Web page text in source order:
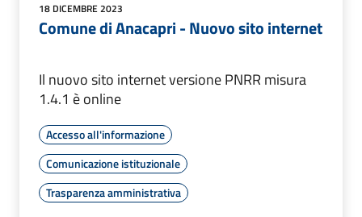
18 DICEMBRE 2023
Comune di Anacapri - Nuovo sito internet
Il nuovo sito internet versione PNRR misura
1.4.1 è online
Accesso all'informazione
Comunicazione istituzionale
Trasparenza amministrativa